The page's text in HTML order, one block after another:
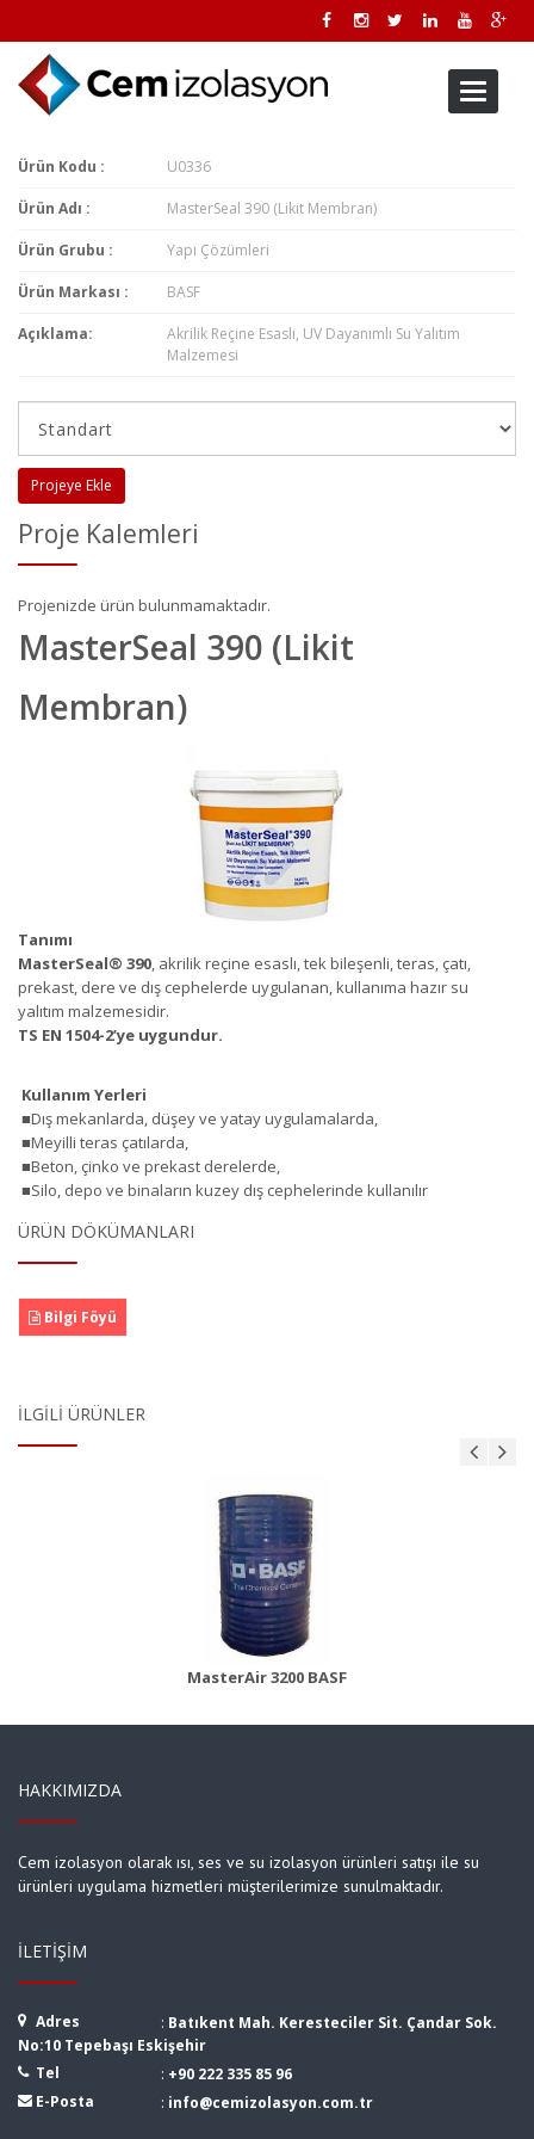
Toggle
Ürün Kodu : U0336
Ürün Adı : MasterSeal 390 (Likit Membran)
Ürün Grubu : Yapı Çözümleri
Ürün Markası : BASF
Açıklama:
Akrilik Reçine Esaslı, UV Dayanımlı Su Yalıtım
Malzemesi
Projeye Ekle
Proje Kalemleri
Projenizde ürün bulunmamaktadır.
MasterSeal 390 (Likit
Membran)
Tanımı
MasterSeal® 390, akrilik reçine esaslı, tek bileşenli, teras, çatı,
prekast, dere ve dış cephelerde uygulanan, kullanıma hazır su
yalıtım malzemesidir.
TS EN 1504-2’ye uygundur.
Kullanım Yerleri
■Dış mekanlarda, düşey ve yatay uygulamalarda,
■Meyilli teras çatılarda,
■Beton, çinko ve prekast derelerde,
■Silo, depo ve binaların kuzey dış cephelerinde kullanılır
ÜRÜN DÖKÜMANLARI
Bilgi Föyü
İLGILI ÜRÜNLER
MasterAir 3200 BASF
MasterBrace ADH 1406 (Concresive)
Ürün Detayı
HAKKIMIZDA
Cem izolasyon olarak ısı, ses ve su izolasyon ürünleri satışı ile su
ürünleri uygulama hizmetleri müşterilerimize sunulmaktadır.
İLETIŞIM
Adres : Batıkent Mah. Keresteciler Sit. Çandar Sok.
No:10 Tepebaşı Eskişehir
Tel
: +90 222 335 85 96
E-Posta
: info@cemizolasyon.com.tr